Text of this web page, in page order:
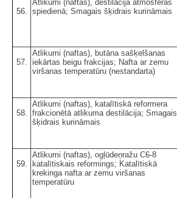
56.
Atlikumi (naftas), destilācija atmosfēras
spiedienā; Smagais šķidrais kurināmais
57.
Atlikumi (naftas), butāna sašķelšanas
iekārtas beigu frakcijas; Nafta ar zemu
viršanas temperatūru (nestandarta)
58.
Atlikumi (naftas), katalītiskā reformera
frakcionētā atlikuma destilācija; Smagais
šķidrais kurināmais
59.
Atlikumi (naftas), ogļūdeņražu C6-8
katalītiskais reformings; Katalītiskā
krekinga nafta ar zemu viršanas
temperatūru